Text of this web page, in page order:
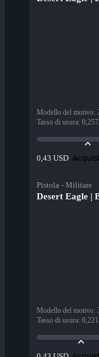
Modello del motivo:
Tasso di usura:
0,43 USD
Pistola - Militare
Desert Eagle |
Modello del motivo:
Tasso di usura: